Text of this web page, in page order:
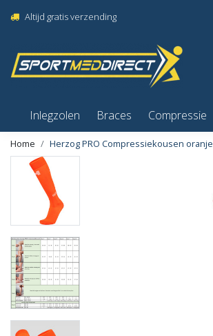
Altijd gratis verzending
Inlegzolen Braces Compressie
Home Herzog PRO Compressiekousen oranje